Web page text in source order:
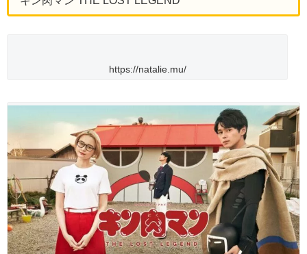
https://natalie.mu/